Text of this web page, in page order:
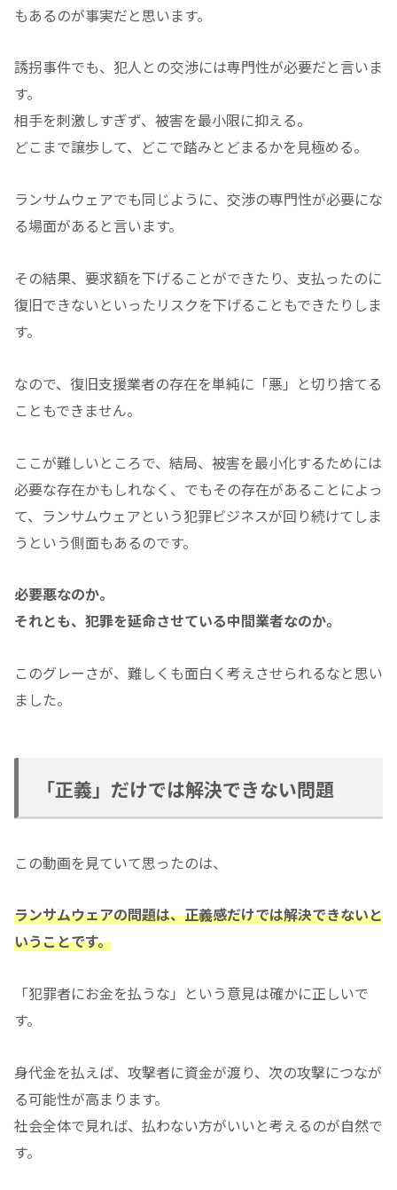
もあるのが事実だと思います。
誘拐事件でも、犯人との交渉には専門性が必要だと言いま
す。
相手を刺激しすぎず、被害を最小限に抑える。
どこまで譲歩して、どこで踏みとどまるかを見極める。
ランサムウェアでも同じように、交渉の専門性が必要にな
る場面があると言います。
その結果、要求額を下げることができたり、支払ったのに
復旧できないといったリスクを下げることもできたりしま
す。
なので、復旧支援業者の存在を単純に「悪」と切り捨てる
こともできません。
ここが難しいところで、結局、被害を最小化するためには
必要な存在かもしれなく、でもその存在があることによっ
て、ランサムウェアという犯罪ビジネスが回り続けてしま
うという側面もあるのです。
必要悪なのか。
それとも、犯罪を延命させている中間業者なのか。
このグレーさが、難しくも面白く考えさせられるなと思い
ました。
「正義」だけでは解決できない問題
この動画を見ていて思ったのは、
ランサムウェアの問題は、正義感だけでは解決できないと
いうことです。
「犯罪者にお金を払うな」という意見は確かに正しいで
す。
身代金を払えば、攻撃者に資金が渡り、次の攻撃につなが
る可能性が高まります。
社会全体で見れば、払わない方がいいと考えるのが自然で
す。